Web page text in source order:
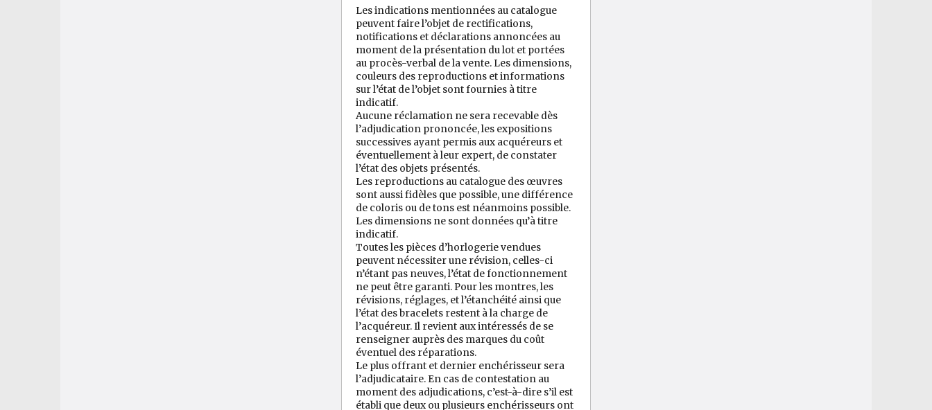
Les indications mentionnées au catalogue
peuvent faire l’objet de rectifications,
notifications et déclarations annoncées au
moment de la présentation du lot et portées
au procès-verbal de la vente. Les dimensions,
couleurs des reproductions et informations
sur l’état de l’objet sont fournies à titre
indicatif.
Aucune réclamation ne sera recevable dès
l’adjudication prononcée, les expositions
successives ayant permis aux acquéreurs et
éventuellement à leur expert, de constater
l’état des objets présentés.
Les reproductions au catalogue des œuvres
sont aussi fidèles que possible, une différence
de coloris ou de tons est néanmoins possible.
Les dimensions ne sont données qu’à titre
indicatif.
Toutes les pièces d’horlogerie vendues
peuvent nécessiter une révision, celles-ci
n’étant pas neuves, l’état de fonctionnement
ne peut être garanti. Pour les montres, les
révisions, réglages, et l’étanchéité ainsi que
l’état des bracelets restent à la charge de
l’acquéreur. Il revient aux intéressés de se
renseigner auprès des marques du coût
éventuel des réparations.
Le plus offrant et dernier enchérisseur sera
l’adjudicataire. En cas de contestation au
moment des adjudications, c’est-à-dire s’il est
établi que deux ou plusieurs enchérisseurs ont